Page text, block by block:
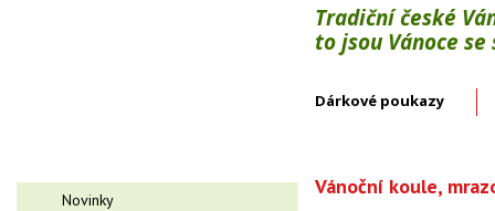
Tradiční české
to jsou Vánoce
Dárkové poukazy
Novinky
Vánoční koule,